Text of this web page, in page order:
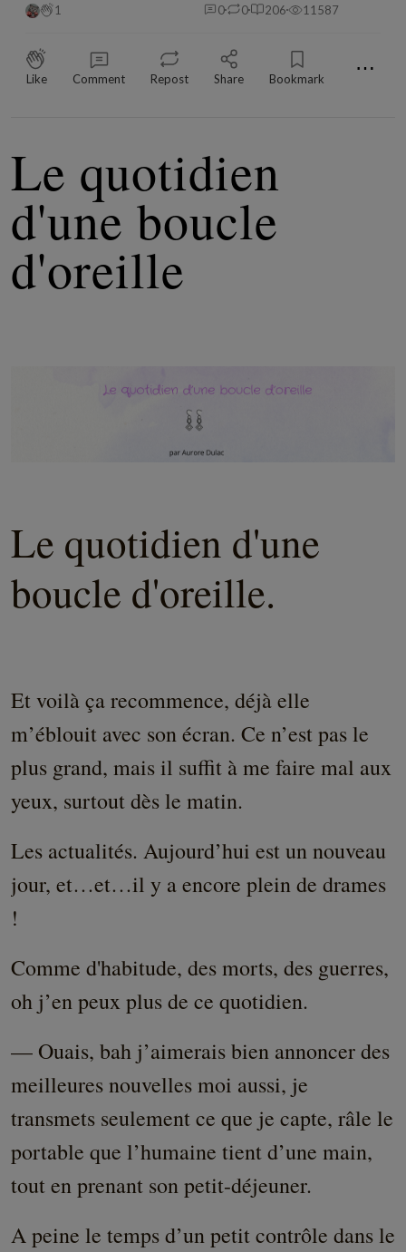
1 0 0 206 11587
Like Comment Repost Share Bookmark ⋯
Le quotidien
d'une boucle
d'oreille
Le quotidien d'une
boucle d'oreille.
Et voilà ça recommence, déjà elle
m’éblouit avec son écran. Ce n’est pas le
plus grand, mais il suffit à me faire mal aux
yeux, surtout dès le matin.
Les actualités. Aujourd’hui est un nouveau
jour, et…et…il y a encore plein de drames
!
Comme d'habitude, des morts, des guerres,
oh j’en peux plus de ce quotidien.
— Ouais, bah j’aimerais bien annoncer des
meilleures nouvelles moi aussi, je
transmets seulement ce que je capte, râle le
portable que l’humaine tient d’une main,
tout en prenant son petit-déjeuner.
A peine le temps d’un petit contrôle dans le